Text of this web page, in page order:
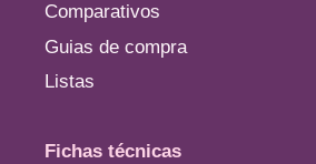
Comparativos
Guias de compra
Listas
Fichas técnicas